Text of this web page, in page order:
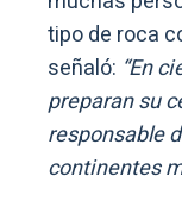
tipo de roca
señaló: “En
preparan su
responsable
continentes